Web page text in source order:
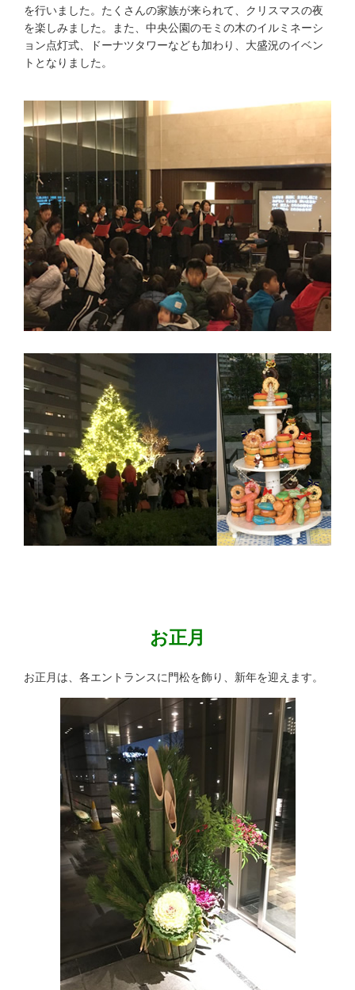
を行いました。たくさんの家族が来られて、クリスマスの夜
を楽しみました。また、中央公園のモミの木のイルミネーシ
ョン点灯式、ドーナツタワーなども加わり、大盛況のイベン
トとなりました。
お正月
お正月は、各エントランスに門松を飾り、新年を迎えます。